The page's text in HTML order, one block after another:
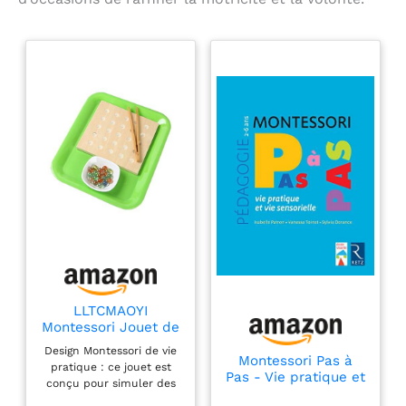
LLTCMAOYI
Montessori Jouet de
transfert de
comptes, matériel
de vie pratique
Montessori pour
Design Montessori de vie
pratique : ce jouet est
conçu pour simuler des
Montessori Pas à
Pas - Vie pratique et